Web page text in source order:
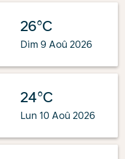
26°C
Dim 9 Aoû 2026
24°C
Lun 10 Aoû 2026